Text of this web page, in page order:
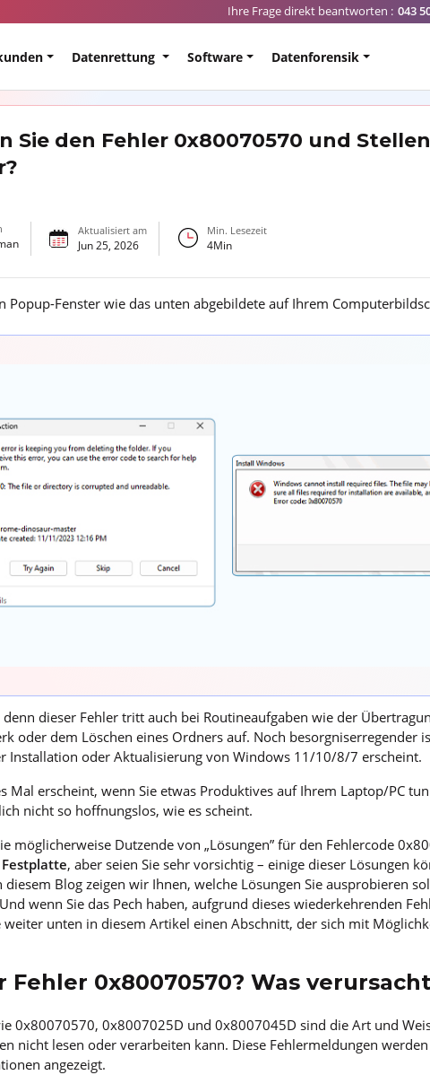
Ihre Frage direkt beantworten : 043
Datenrettung Software Datenforensik
Sie den Fehler 0x80070570 und
Aktualisiert am
Jun 25, 2026
Min. Lesezeit
4Min
Popup-Fenster wie das unten abgebildete auf Ihrem
dieser Fehler tritt auch bei Routineaufgaben wie der
oder dem Löschen eines Ordners auf. Noch besorgniserregender
Installation oder Aktualisierung von Windows 11/10/8/7 erscheint.
Mal erscheint, wenn Sie etwas Produktives auf Ihrem Laptop/PC
nicht so hoffnungslos, wie es scheint.
möglicherweise Dutzende von „Lösungen” für den Fehlercode
, aber seien Sie sehr vorsichtig – einige dieser Lösungen
diesem Blog zeigen wir Ihnen, welche Lösungen Sie ausprobieren
wenn Sie das Pech haben, aufgrund dieses wiederkehrenden
weiter unten in diesem Artikel einen Abschnitt, der sich mit
Fehler 0x80070570? Was
0x80070570, 0x8007025D und 0x8007045D sind die Art und
nicht lesen oder verarbeiten kann. Diese Fehlermeldungen
angezeigt.